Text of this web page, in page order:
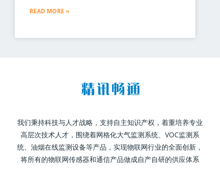
READ MORE »
我们秉持科技与人才战略，支持自主知识产权，着重培养专业
高层次技术人才，围绕着网格化大气监测系统、VOC监测系
统、油烟在线监测设备等产品，实现物联网行业的全面创新，
将所有的物联网传感器和通信产品做成自产自研的供应体系